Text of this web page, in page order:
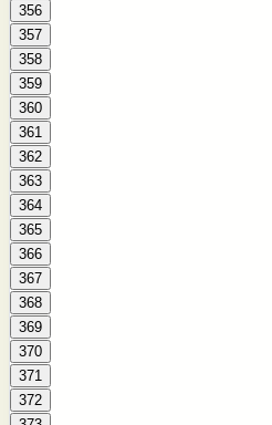
356
357
358
359
360
361
362
363
364
365
366
367
368
369
370
371
372